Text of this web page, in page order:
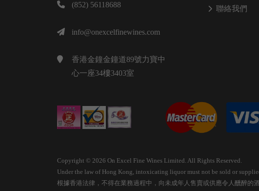
(852) 56118688
info@onexcelfinewines.com
香港金鐘金鐘道89號力寶中
心一座34樓3403室
聯絡我們
Copyright © 2026 On Excel Fine Wines Limited. All Rights Reserved.
Under the law of Hong Kong, intoxicating liquor must not be sold or
根據香港法律，不得在業務過程中，向未成年人售賣或供應令人醺醉的